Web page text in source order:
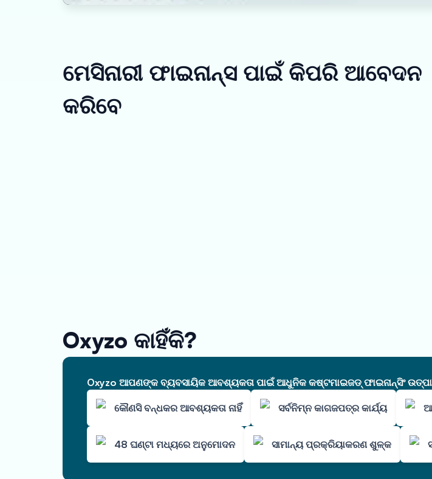
ମେସିନାରୀ ଫାଇନାନ୍ସ ପାଇଁ କିପରି ଆବେଦନ
କରିବେ
Oxyzo କାହିଁକି?
Oxyzo ଆପଣଙ୍କ ବ୍ୟବସାୟିକ ଆବଶ୍ୟକତା ପାଇଁ ଆଧୁନିକ କଷ୍ଟମାଇଜଡ୍ ଫାଇନାନ୍ସିଂ
କୌଣସି ବନ୍ଧକର ଆବଶ୍ୟକତା ନାହିଁ ସର୍ବନିମ୍ନ କାଗଜପତ୍ର କାର୍ଯ୍ୟ
48 ଘଣ୍ଟା ମଧ୍ୟରେ ଅନୁମୋଦନ ସାମାନ୍ୟ ପ୍ରକ୍ରିୟାକରଣ ଶୁଳ୍କ